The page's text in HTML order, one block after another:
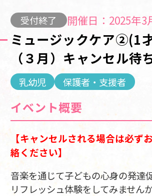
受付終了 開催日：2025年3
ミュージックケア②(1
（３月）キャンセル待
乳幼児 保護者・支援者
イベント概要
【キャンセルされる場合は必ず
絡ください】
音楽を通じて子どもの心身の発達
リフレッシュ体験をしてみません